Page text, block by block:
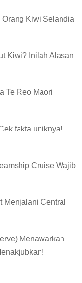
Orang Kiwi Selandia
Kiwi? Inilah Alasan
Te Reo Maori
fakta uniknya!
Cruise Wajib
Menjalani Central
Menawarkan